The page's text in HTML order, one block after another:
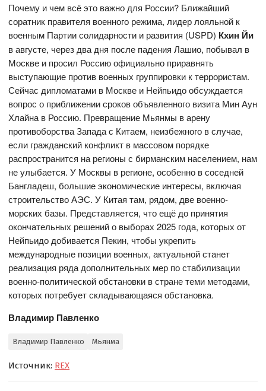
Почему и чем всё это важно для России? Ближайший
соратник правителя военного режима, лидер лояльной к
военным Партии солидарности и развития (USPD) Кхин Йи
в августе, через два дня после падения Лашио, побывал в
Москве и просил Россию официально приравнять
выступающие против военных группировки к террористам.
Сейчас дипломатами в Москве и Нейпьидо обсуждается
вопрос о приближении сроков объявленного визита Мин Аун
Хлайна в Россию. Превращение Мьянмы в арену
противоборства Запада с Китаем, неизбежного в случае,
если гражданский конфликт в массовом порядке
распространится на регионы с бирманским населением, нам
не улыбается. У Москвы в регионе, особенно в соседней
Бангладеш, большие экономические интересы, включая
строительство АЭС. У Китая там, рядом, две военно-
морских базы. Представляется, что ещё до принятия
окончательных решений о выборах 2025 года, которых от
Нейпьидо добивается Пекин, чтобы укрепить
международные позиции военных, актуальной станет
реализация ряда дополнительных мер по стабилизации
военно-политической обстановки в стране теми методами,
которых потребует складывающаяся обстановка.
Владимир Павленко
Владимир Павленко Мьянма
Источник: REX